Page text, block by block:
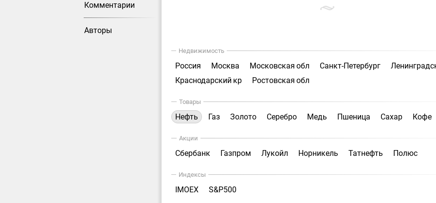
Комментарии
Авторы
Недвижимость
Россия Москва Московская обл Санкт-Петербург
Краснодарский кр
Ростовская обл
Товары
Нефть Газ Золото Серебро Медь Пшеница Сахар Кофе
Акции
Сбербанк Газпром Лукойл Норникель Татнефть Полюс
Индексы
IMOEX S&P500